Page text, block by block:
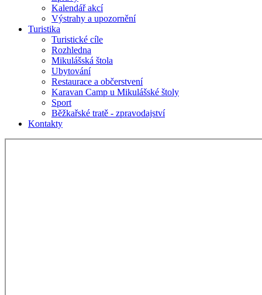
Kalendář akcí
Výstrahy a upozornění
Turistika
Turistické cíle
Rozhledna
Mikulášská štola
Ubytování
Restaurace a občerstvení
Karavan Camp u Mikulášské štoly
Sport
Běžkařské tratě - zpravodajství
Kontakty